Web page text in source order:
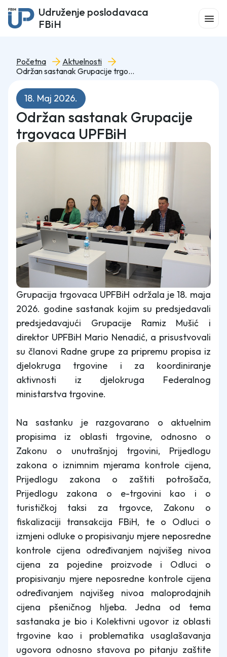
Udruženje poslodavaca
FBiH
Početna
Aktuelnosti
Održan sastanak Grupacije trgovaca UPFBiH
18. Maj 2026.
Održan sastanak Grupacije
trgovaca UPFBiH
Grupacija trgovaca UPFBiH održala je 18. maja
2026. godine sastanak kojim su predsjedavali
predsjedavajući Grupacije Ramiz Mušić i
direktor UPFBiH Mario Nenadić, a prisustvovali
su članovi Radne grupe za pripremu propisa iz
djelokruga trgovine i za koordiniranje
aktivnosti iz djelokruga Federalnog
ministarstva trgovine.
Na sastanku je razgovarano o aktuelnim
propisima iz oblasti trgovine, odnosno o
Zakonu o unutrašnjoj trgovini, Prijedlogu
zakona o iznimnim mjerama kontrole cijena,
Prijedlogu zakona o zaštiti potrošača,
Prijedlogu zakona o e-trgovini kao i o
turističkoj taksi za trgovce, Zakonu o
fiskalizaciji transakcija FBiH, te o Odluci o
izmjeni odluke o propisivanju mjere neposredne
kontrole cijena određivanjem najvišeg nivoa
cijena za pojedine proizvode i Odluci o
propisivanju mjere neposredne kontrole cijena
određivanjem najvišeg nivoa maloprodajnih
cijena pšeničnog hljeba. Jedna od tema
sastanaka je bio i Kolektivni ugovor iz oblasti
trgovine kao i problematika usaglašavanja
ugovora odnosno stavova po pitanju zaštite